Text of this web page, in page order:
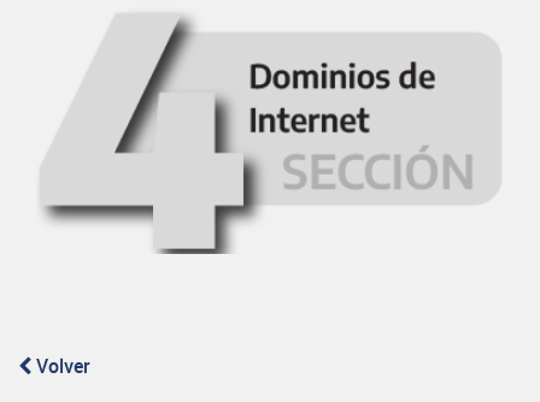
Volver